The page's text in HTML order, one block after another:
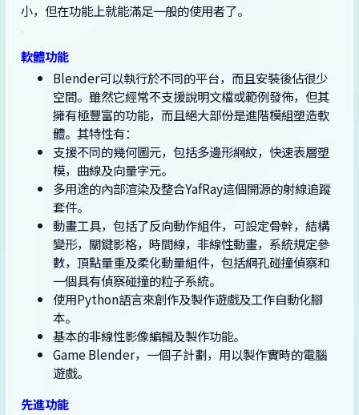
小，但在功能上就能滿足一般的使用者了。
軟體功能
Blender可以執行於不同的平台，而且安裝後佔很少
空間。雖然它經常不支援說明文檔或範例發佈，但其
擁有極豐富的功能，而且絕大部份是進階模組塑造軟
體。其特性有：
支援不同的幾何圖元，包括多邊形網紋，快速表層塑
模，曲線及向量字元。
多用途的內部渲染及整合YafRay這個開源的射線追蹤
套件。
動畫工具，包括了反向動作組件，可設定骨幹，結構
變形，關鍵影格，時間線，非線性動畫，系統規定參
數，頂點量重及柔化動量組件，包括網孔碰撞偵察和
一個具有偵察碰撞的粒子系統。
使用Python語言來創作及製作遊戲及工作自動化腳
本。
基本的非線性影像編輯及製作功能。
Game Blender，一個子計劃，用以製作實時的電腦
遊戲。
先進功能